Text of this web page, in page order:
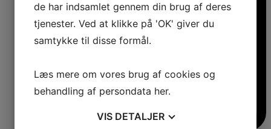
de har indsamlet gennem din brug af deres
tjenester. Ved at klikke på 'OK' giver du
samtykke til disse formål.
Læs mere om vores brug af cookies og
behandling af persondata her.
VIS DETALJER